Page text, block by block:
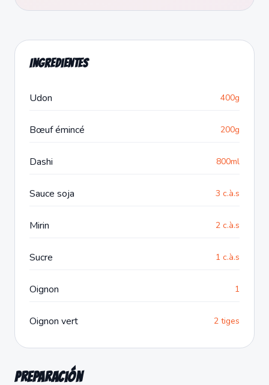
Ingredientes
Udon 400g
Bœuf émincé 200g
Dashi 800ml
Sauce soja 3 c.à.s
Mirin 2 c.à.s
Sucre 1 c.à.s
Oignon 1
Oignon vert 2 tiges
Preparación